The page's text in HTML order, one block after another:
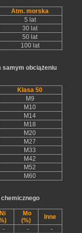
Atm. morska
5 lat
30 lat
50 lat
100 lat
samym obciążeniu
Klasa 50
M9
M10
M14
M18
M20
M27
M33
M42
M52
M60
chemicznego
Ni
Mo
(%)
Inne
- -
-